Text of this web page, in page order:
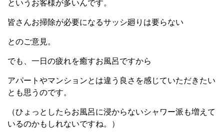
というお客様が多いんです。
皆さんお掃除が必要になるサッシ廻りは要らない
とのご意見。
でも、一日の疲れを癒すお風呂ですから
アパートやマンションとは違う良さを感じていただきたい
とも思うのです。
（ひょっとしたらお風呂に浸からないシャワー派も増えて
いるのかもしれないですね。）